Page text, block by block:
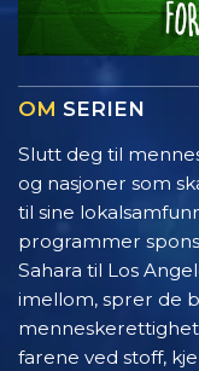
OM SERIEN
Slutt deg til
og nasjoner som
til sine
programmer
Sahara til Los
imellom, sprer de
farene ved stoff,